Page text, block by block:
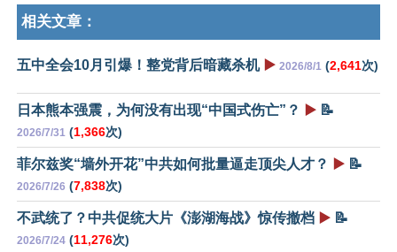
相关文章：
五中全会10月引爆！整党背后暗藏杀机 ▶️ 2026/8/1 (2,641次)
日本熊本强震，为何没有出现“中国式伤亡”？ ▶️ 📝
2026/7/31 (1,366次)
菲尔兹奖“墙外开花”中共如何批量逼走顶尖人才？ ▶️ 📝
2026/7/26 (7,838次)
不武统了？中共促统大片《澎湖海战》惊传撤档 ▶️ 📝
2026/7/24 (11,276次)